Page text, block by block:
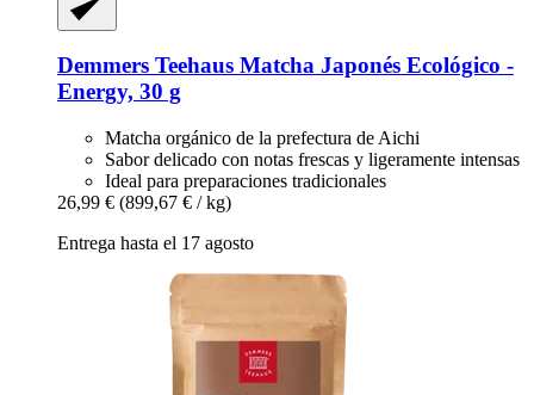
Demmers Teehaus Matcha Japonés Ecológico -​
Energy, 30 g
Matcha orgánico de la prefectura de Aichi
Sabor delicado con notas frescas y ligeramente intensas
Ideal para preparaciones tradicionales
26,99 € (899,67 € / kg)
Entrega hasta el 17 agosto